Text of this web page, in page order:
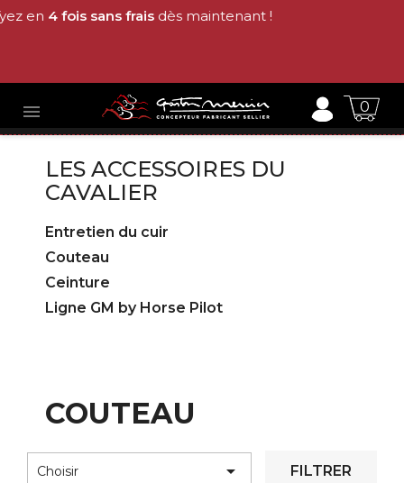
Payez en4 fois sans fraisdès maintenant !
 0
LES ACCESSOIRES DU
CAVALIER
Entretien du cuir
Couteau
Ceinture
Ligne GM by Horse Pilot
COUTEAU
Choisir  FILTRER